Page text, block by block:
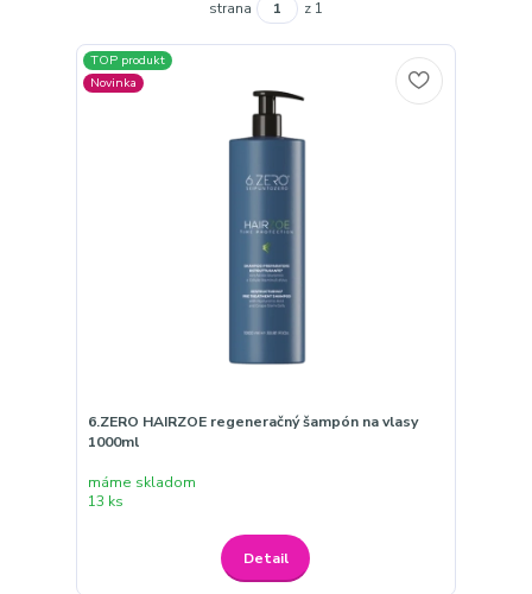
strana z 1
TOP produkt
Novinka
6.ZERO HAIRZOE regeneračný šampón na vlasy
1000ml
máme skladom
13 ks
Detail